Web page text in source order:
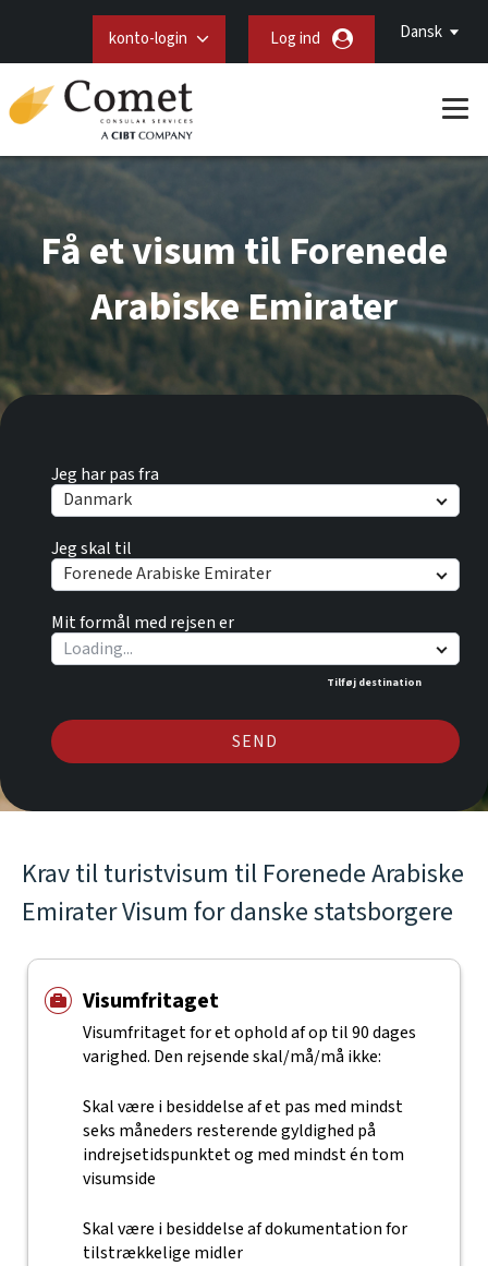
Dansk
konto-login Log ind
Jeg har pas fra
Danmark
Jeg skal til
Forenede Arabiske Emirater
Mit formål med rejsen er
Tilføj destination
SEND
Få et visum til Forenede
Arabiske Emirater
Krav til turistvisum til Forenede Arabiske
Emirater Visum for danske statsborgere
Visumfritaget
Visumfritaget for et ophold af op til 90 dages
varighed. Den rejsende skal/må/må ikke:
Skal være i besiddelse af et pas med mindst
seks måneders resterende gyldighed på
indrejsetidspunktet og med mindst én tom
visumside
Skal være i besiddelse af dokumentation for
tilstrækkelige midler